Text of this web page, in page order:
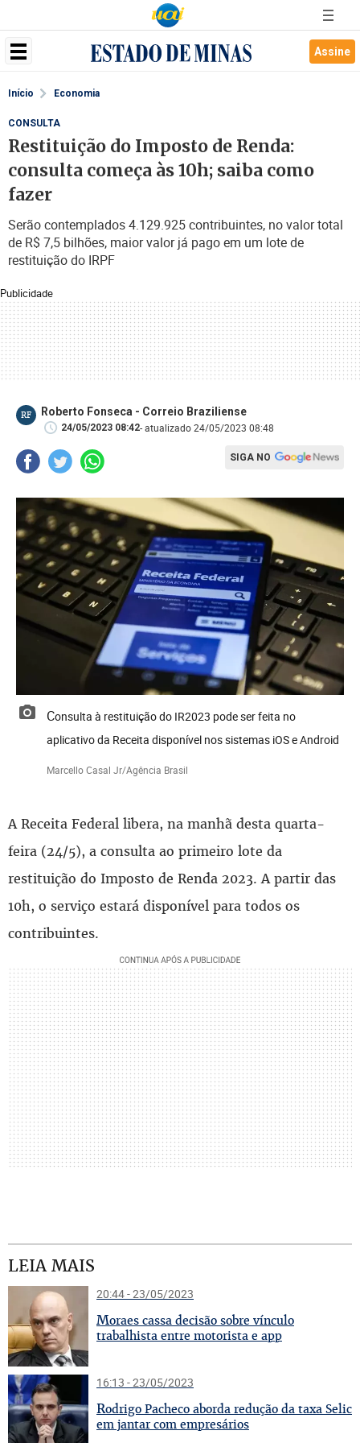
Assine
Início Economia
Publicidade
CONSULTA
Restituição do Imposto de Renda:
consulta começa às 10h; saiba como
fazer
Serão contemplados 4.129.925 contribuintes, no valor total
de R$ 7,5 bilhões, maior valor já pago em um lote de
restituição do IRPF
RF Roberto Fonseca - Correio Braziliense
24/05/2023 08:42- atualizado 24/05/2023 08:48
SIGA NO
Consulta à restituição do IR2023 pode ser feita no
aplicativo da Receita disponível nos sistemas iOS e Android
Marcello Casal Jr/Agência Brasil
A Receita Federal libera, na manhã desta quarta-
feira (24/5), a consulta ao primeiro lote da
restituição do Imposto de Renda 2023. A partir das
10h, o serviço estará disponível para todos os
contribuintes.
LEIA MAIS
20:44 - 23/05/2023
Moraes cassa decisão sobre vínculo
trabalhista entre motorista e app
16:13 - 23/05/2023
Rodrigo Pacheco aborda redução da taxa Selic
em jantar com empresários